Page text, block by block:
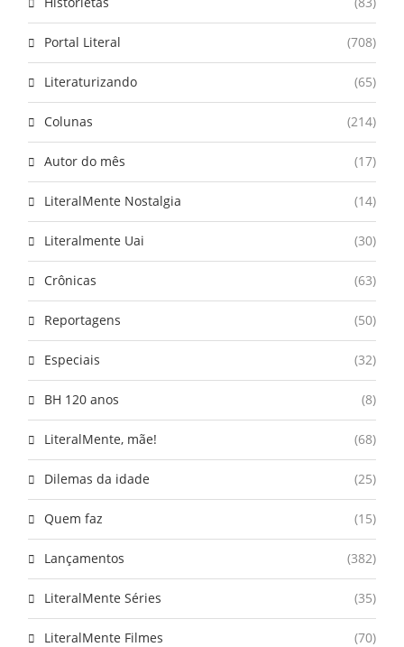
Portal Literal (708)
Literaturizando (65)
Colunas (214)
Autor do mês (17)
LiteralMente Nostalgia (14)
Literalmente Uai (30)
Crônicas (63)
Reportagens (50)
Especiais (32)
BH 120 anos (8)
LiteralMente, mãe! (68)
Dilemas da idade (25)
Quem faz (15)
Lançamentos (382)
LiteralMente Séries (35)
LiteralMente Filmes (70)